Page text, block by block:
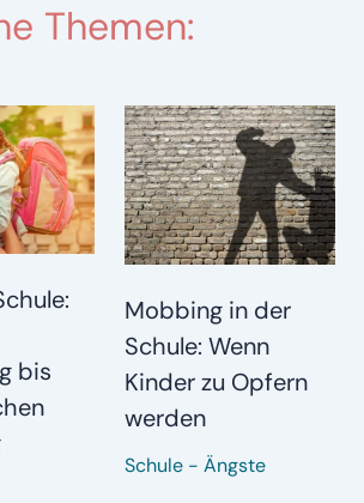
Themen:
bis
Mobbing in der
Schule: Wenn
Kinder zu Opfern
werden
Schule- Ängste